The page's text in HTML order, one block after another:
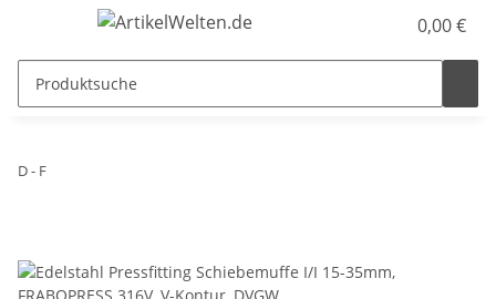
0,00 €
D - F